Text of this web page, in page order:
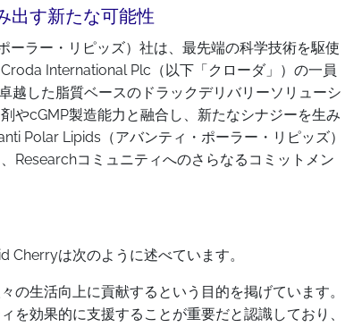
出す新たな可能性
ラー・リピッズ）社は、最先端の科学技術を駆使
International Plc（以下「クローダ」）の一員
越した脂質ベースのドラックデリバリーソリューシ
やcGMP製造能力と融合し、新たなシナジーを生み
Polar Lipids（アバンティ・ポーラー・リピッズ）
Researchコミュニティへのさらなるコミットメン
Cherryは次のように述べています。
の生活向上に貢献するという目的を掲げています。
を効果的に支援することが重要だと認識しており、